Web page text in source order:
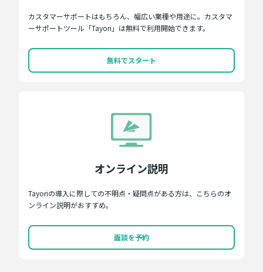
カスタマーサポートはもちろん、幅広い業種や用途に。カスタマ
ーサポートツール「Tayori」は無料で利用開始できます。
無料でスタート
オンライン説明
Tayoriの導入に際しての不明点・疑問点がある方は、こちらのオ
ンライン説明がおすすめ。
面談を予約